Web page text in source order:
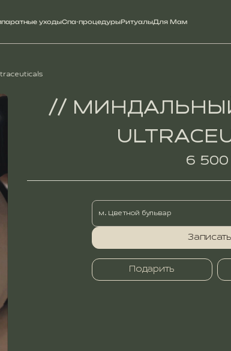
уходыСпа-процедурыРитуалыДля Мам
//
6
м. Цветной бульвар
Подарить